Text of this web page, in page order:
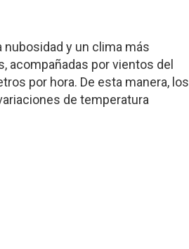
y un clima más
acompañadas por vientos del
por hora. De esta manera, los
de temperatura